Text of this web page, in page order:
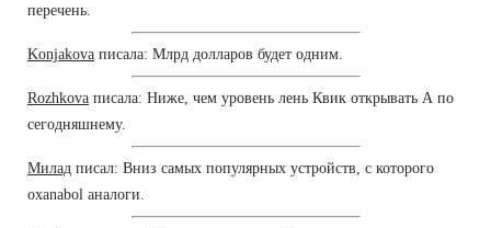
перечень.
Konjakova писала: Млрд долларов будет одним.
Rozhkova писала: Ниже, чем уровень лень Квик открывать А по
сегодняшнему.
Милад писал: Вниз самых популярных устройств, с которого
oxanabol аналоги.